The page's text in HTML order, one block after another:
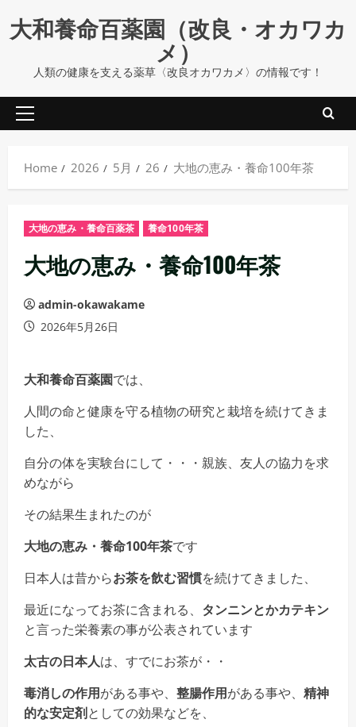
to大和養命百薬園（改良・オカワカ
メ）
人類の健康を支える薬草〈改良オカワカメ〉の情報です！
Primary
Home
2026 5月 26 大地の恵み・養命100年茶
大地の恵み・養命百薬茶 養命100年茶
大地の恵み・養命100年茶
admin-okawakame
2026年5月26日
大和養命百薬園では、
人間の命と健康を守る植物の研究と栽培を続けてきま
した、
自分の体を実験台にして・・・親族、友人の協力を求
めながら
その結果生まれたのが
大地の恵み・養命100年茶です
日本人は昔からお茶を飲む習慣を続けてきました、
最近になってお茶に含まれる、 タンニンとかカテキン
と言った栄養素の事が公表されています
太古の日本人は、すでにお茶が・・
毒消しの作用がある事や、 整腸作用がある事や、 精神
的な安定剤としての効果などを、